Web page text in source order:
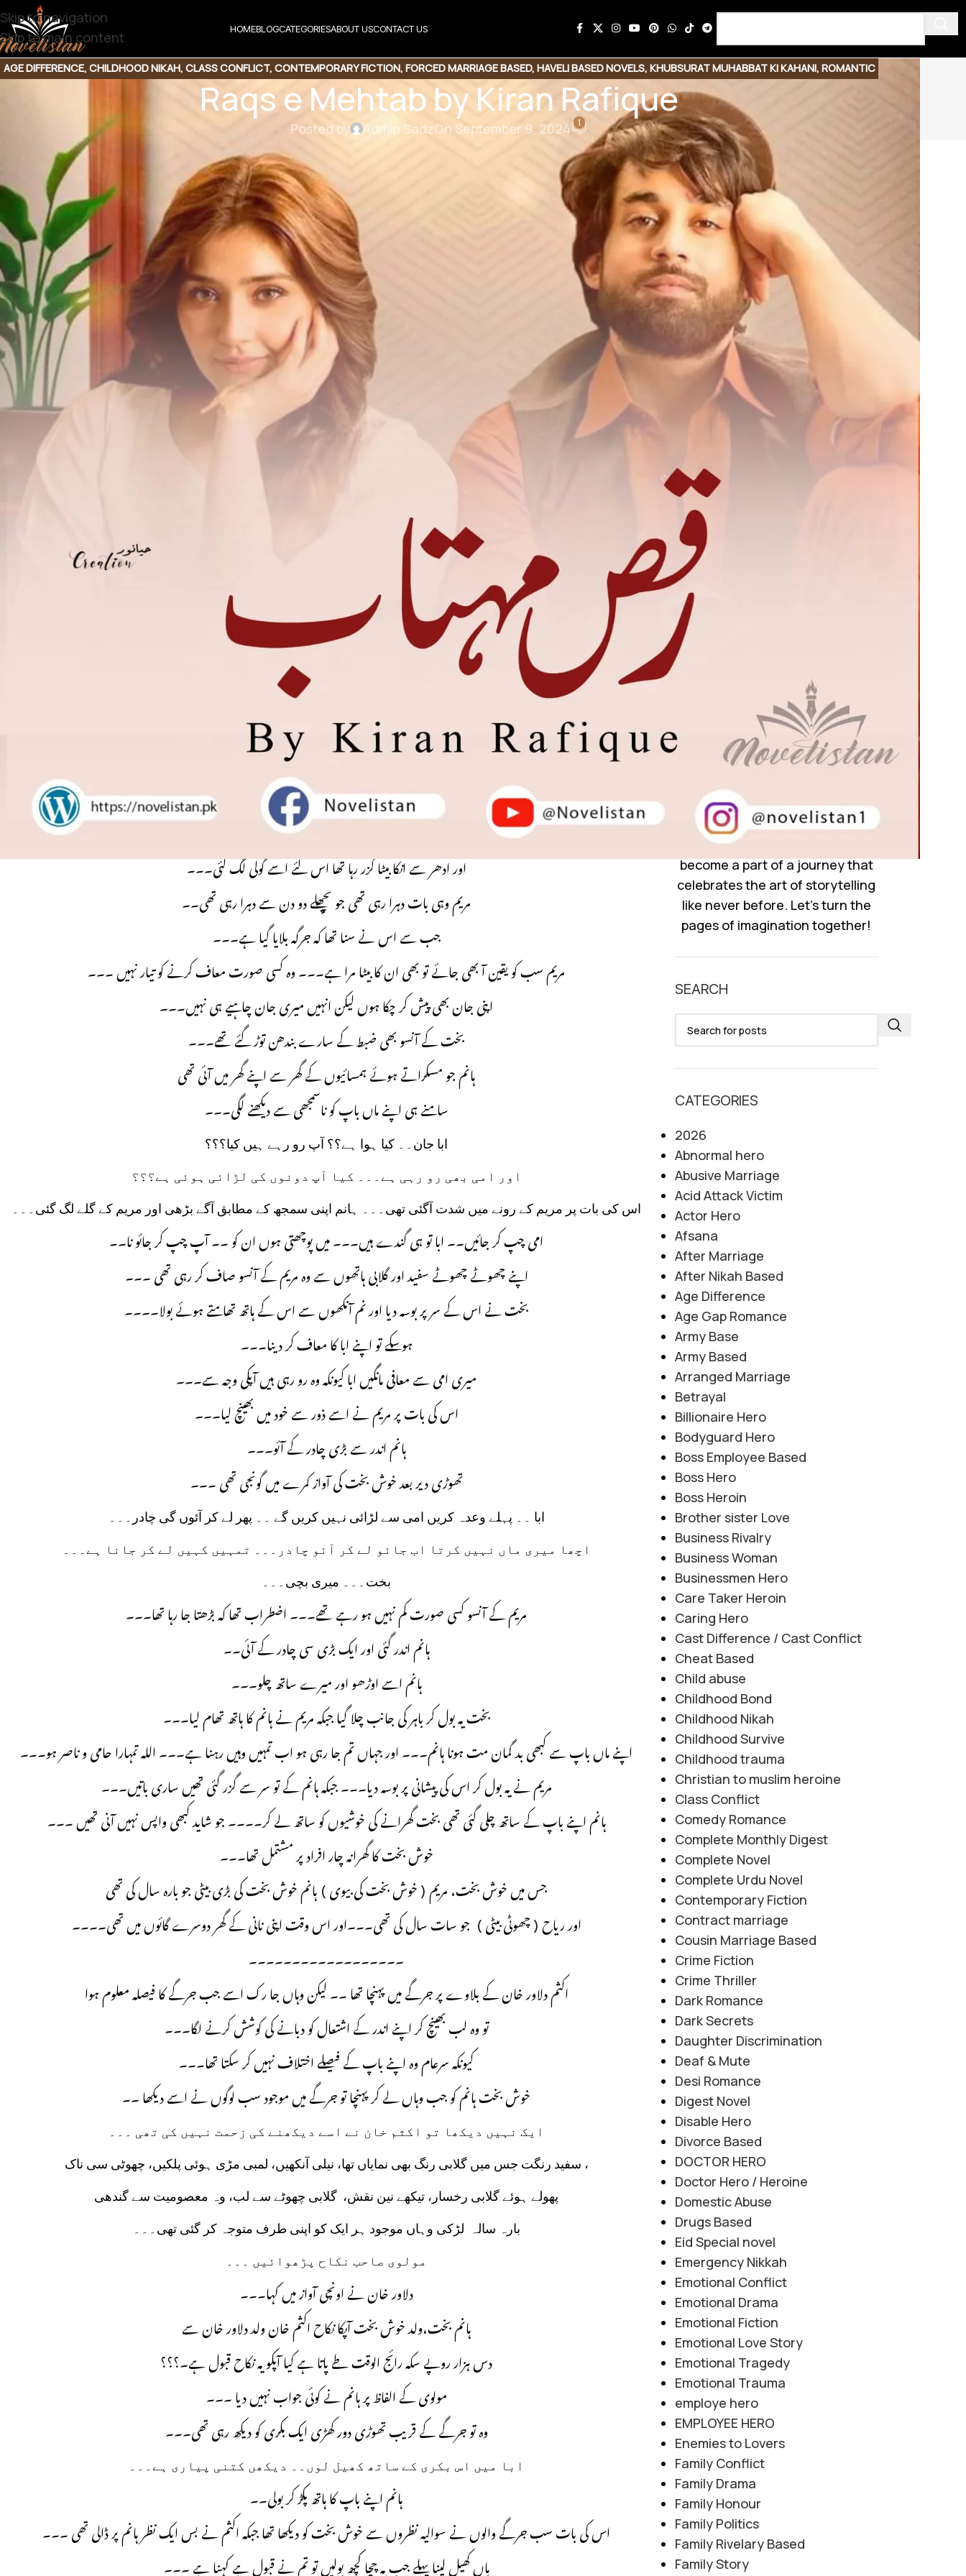
Skip to navigation
Skip to main content
HOMEBLOGCATEGORIESABOUT USCONTACT US
AGE DIFFERENCE, CHILDHOOD NIKAH, CLASS CONFLICT, CONTEMPORARY FICTION, FORCED MARRIAGE BASED, HAVELI BASED NOVELS, KHUBSURAT MUHABBAT KI KAHANI, ROMANTIC
,ROMANTIC URDU NOVEL SOCIAL ISSUES BASED , VILLAGE BASED WANNI BASED WOMEN'S EMPOWERMENT
Raqs e Mehtab by Kiran Rafique
Posted by Admin SadzOn September 9, 2024 1
Raqs e Mehtab by Kiran Rafique
Genre: Wanni Based | Childhood Nikah | Forced Marriage | Age Difference Based | Class Difference | Long
Distance Relationship | Happy ending based Marvelous Novel….
Click the below link to download Pdf Novel
Raqs e Mehtab by Kiran Rafique
یہ صبح نجانے کتنے لوگوں کی زندگی بدلنے والی تھی ۔۔۔ ایک طرف خان ہائوس کے مکین تھے
جو ابھی ابھی جوان اولاد کو موت سے نڈھال تھے تو دوسری طرف خوش بخت کے گھر کے مکین تھے۔۔۔
صبح کے نو بجے جرگے کی کاروائی شروع ہوئی تھی۔۔۔ جو آج جرگے کے فیصلے کے منتظر تھے۔۔۔
دونوں طرف سے دلائل دئیے گئے۔۔ لیکن دلاور خان کی طرف سے دلائل کے مضبوطی خوش بخت کی برطرف سے دئیے گئے
تمام دلائل کو مات دے گئی تھی۔۔ تو گویا ایک اور فیصلے کا اختتام ونی پر ہوا تھا۔۔۔ خوش بخت کو ایک گھنٹہ دیا گیا تھا
بخت خدا کا واسطہ ہے کوئی اور راستہ نکالو۔۔۔ میری معصوم سی بچی ہے وہ۔۔ اسے تو دنیا کا پتہ ہی نہیں ہے ۔۔۔
جانتے ہو نا پانچویں کے بعد میں نے اسے سکول جانے سے روک دیا تھا۔۔۔ اس کی معصومیت کو اتنے سالوں سے بچا رہی ہوں
میں بخت وہ لوگ تباہ کر دیں گے میری بچی کو۔۔۔ ہم یہاں سے بھاگ جاتے ہیں۔۔۔
مریم ۔۔ میری مجبوری کو سمجھو ۔۔ وہ لوگ قصاص چاہتے ہیں۔۔ جرگے کے فیصلے کے مطابق
یا تو مجھے خان صاحب کو دس کڑوڑ روپے دینے ہوں گے
یا ہانم کا نکاح دلاور خان کے دوسرے بیٹے کے ساتھ کرنا ہوگا۔۔۔
خوش بخت کی آنکھوں میں بھی آنسو تھے۔۔۔ وہ بھلا کب اپنی بچی کو خود سے دور کر سکتا تھا
جسے دیکھ کر ہی اس کے سارے دن کی تھکان اتر جاتی تھی۔۔۔
بخت تم ان کو یقین دلاتے نہ کہ تم نے جان بوجھ کر ان کے بیٹے پر گولی نہیں چلائی تھی ۔۔۔
تم ایک چور کا پیچھا کرتے ہوئے گولیاں چلا گئے تھے۔۔۔
اور ادھر سے انکا بیٹا گزر رہا تھا اس لئے اسے گولی لگ گئی۔۔۔
مریم وہی بات دہرا رہی تھی جو پچھلے دو دن سے دہرا رہی تھی۔۔
جب سے اس نے سنا تھا کہ جرگہ بلایا گیا ہے۔۔۔
مریم سب کو یقین آ بھی جائے تو بھی ان کا بیٹا مرا ہے۔۔۔ وہ کسی صورت معاف کرنے کو تیار نہیں ۔۔۔
اپنی جان بھی پیش کر چکا ہوں لیکن انہیں میری جان چاہیے ہی نہیں۔۔۔
بخت کے آنسو بھی ضبط کے سارے بندھن توڑ گئے تھے۔۔۔
ہانم جو مسکراتے ہوئے ہمسائیوں کے گھر سے اپنے گھر میں آئی تھی
سامنے ہی اپنے ماں باپ کو ناسمجھی سے دیکھنے لگی۔۔۔
ابا جان۔۔ کیا ہوا ہے؟؟ آپ رو رہے ہیں کیا؟؟؟
اور امی بھی رو رہی ہے۔۔۔ کیا آپ دونوں کی لڑائی ہوئی ہے؟؟؟
اس کی بات پر مریم کے رونے میں شدت آگئی تھی۔۔۔ ہانم اپنی سمجھ کے مطابق آگے بڑھی اور مریم کے گلے لگ گئی۔۔۔
امی چپ کر جائیں۔۔ ابا تو ہی گندے ہیں۔۔۔ میں پوچھتی ہوں ان کو ۔۔ آپ چپ کر جائو نا۔۔
اپنے چھوٹے چھوٹے سفید اور گلابی ہاتھوں سے وہ مریم کے آنسو صاف کر رہی تھی ۔۔۔
بخت نے اس کے سر پر بوسہ دیا اور نم آنکھوں سے اس کے ہاتھ تھامتے ہوئے بولا۔۔۔۔
ہوسکے تو اپنے ابا کا معاف کر دینا۔۔۔
میری امی سے معافی مانگیں ابا کیونکہ وہ رو رہی ہیں آپکی وجہ سے۔۔۔
اس کی بات پر مریم نے اسے ذور سے خود میں بھینچ لیا۔۔۔
ہانم اندر سے بڑی چادر کے آئو۔۔۔
تھوڑی دیر بعد خوش بخت کی آواز کمرے میں گونجی تھی ۔۔۔
ابا ۔۔ پہلے وعدہ کریں امی سے لڑائی نہیں کریں گے ۔۔ پھر لے کر آئوں گی چادر۔۔۔
اچھا میری ماں نہیں کرتا اب جائو لے کر آئو چادر۔۔۔ تمہیں کہیں لے کر جانا ہے۔۔۔
بخت۔۔۔ میری بچی۔۔۔
مریم کے آنسو کسی صورت کم نہیں ہو رہے تھے۔۔۔ اضطراب تھا کہ بڑھتا جا رہا تھا۔۔۔
ہانم اندر گئی اور ایک بڑی سی چادر کے آئی۔۔
ہانم اسے اوڑھو اور میرے ساتھ چلو۔۔۔
بخت یہ بول کر باہر کی جانب چلا گیا جبکہ مریم نے ہانم کا ہاتھ تھام لیا۔۔۔
اپنے ماں باپ سے کبھی بد گمان مت ہونا ہانم۔۔۔ اور جہاں تم جا رہی ہو اب تمہیں وہیں رہنا ہے۔۔۔ اللہ تمہارا حامی و ناصر ہو۔۔۔
مریم نے یہ بول کر اس کی پیشانی پر بوسہ دیا۔۔۔ جبکہ ہانم کے تو سر سے گزر گئی تھیں ساری باتیں۔۔۔
ہانم اپنے باپ کے ساتھ چلی گئی تھی بخت گھرانے کی خوشیوں کو ساتھ لے کر۔۔۔۔ جو شاید کبھی واپس نہیں آنی تھیں ۔۔۔
خوش بخت کا گھرانہ چار افراد پر مشتمل تھا۔۔۔
جس میں خوش بخت، مریم ( خوش بخت کی بیوی ) ہانم خوش بخت کی بڑی بیٹی جو بارہ سال کی تھی
اور ریاح ( چھوٹی بیٹی ) جو سات سال کی تھی۔۔۔اور اس وقت اپنی نانی کے گھر دوسرے گائوں میں تھی۔۔۔۔
۔۔۔۔۔۔۔۔۔۔۔۔۔۔۔۔۔۔
اکثم دلاور خان کے بلاوے پر جرگے میں پہنچا تھا ۔۔ لیکن وہاں جا رک اسے جب جرگے کا فیصلہ معلوم ہوا
تو وہ لب بھینچ کر اپنے اندر کے اشتعال کو دبانے کی کوشش کرنے لگا۔۔۔
کیونکہ سرعام وہ اپنے باپ کے فیصلے اختلاف نہیں کر سکتا تھا۔۔۔
خوش بخت ہانم کو جب وہاں لے کر پہنچا تو جرگے میں موجود سب لوگوں نے اسے دیکھا ۔۔
ایک نہیں دیکھا تو اکثم خان نے اسے دیکھنے کی زحمت نہیں کی تھی ۔۔۔
سفید رنگت جس میں گلابی رنگ بھی نمایاں تھا، نیلی آنکھیں، لمبی مڑی ہوئی پلکیں، چھوٹی سی ناک ،
پھولے ہوئے گلابی رخسار، تیکھے نین نقش، گلابی چھوٹے سے لب، وہ معصومیت سے گندھی
بارہ سالہ لڑکی وہاں موجود ہر ایک کو اپنی طرف متوجہ کر گئی تھی۔۔۔
مولوی صاحب نکاح پڑھوائیں ۔۔۔
دلاور خان نے اونچی آواز میں کہا۔۔۔
ہانم بخت،ولد خوش بخت آپکا نکاح اکثم خان ولد دلاور خان سے
دس ہزار روپے سکہ رائج الوقت طے پاتا ہے کیا آپکو یہ نکاح قبول ہے۔؟؟؟
مولوی کے الفاظ پر ہانم نے کوئی جواب نہیں دیا ۔۔۔
وہ تو جرگے کے قریب تھوڑی دور کھڑی ایک بکری کو دیکھ رہی تھی۔۔۔
ابا میں اس بکری کے ساتھ کھیل لوں۔۔ دیکھں کتنی پیاری ہے۔۔۔
ہانم اپنے باپ کا ہاتھ پکڑ کر بولی۔۔
اس کی بات سب جرگے والوں نے سوالیہ نظروں سے خوش بخت کو دیکھا تھا جبکہ اکثم نے بس ایک نظر ہانم پر ڈالی تھی ۔۔۔
ہاں کھیل لینا پہلے جب یہ چچا کچھ بولیں تو تم نے قبول ہے کہنا ہے ۔۔۔
Discover a world where words
breathe life into emotions! Here,
Urdu novels unfold like poetry,
weaving tales of passion,
mystery, and unforgettable
journeys. Join me in celebrating
the art of storytelling, one
mesmerizing chapter at a time!
Step into a world where every
word tells a story, and every
ultimate destination for Urdu
novel lovers. We don’t just share
novels; we weave emotions,
ignite imaginations, and connect
hearts through the timeless
beauty of Urdu literature. From
you mesmerized. But we’re more
than just a website—we’re a
community of dreamers,
storytellers, and readers who
cherish the magic of words.
reader or an aspiring writer,
here’s where your passion finds a
home. Join us, follow us, and
become a part of a journey that
celebrates the art of storytelling
like never before. Let’s turn the
pages of imagination together!
SEARCH
CATEGORIES
2026
Abnormal hero
Abusive Marriage
Acid Attack Victim
Actor Hero
Afsana
After Marriage
After Nikah Based
Age Difference
Age Gap Romance
Army Base
Army Based
Arranged Marriage
Betrayal
Billionaire Hero
Bodyguard Hero
Boss Employee Based
Boss Hero
Boss Heroin
Brother sister Love
Business Rivalry
Business Woman
Businessmen Hero
Care Taker Heroin
Caring Hero
Cast Difference / Cast Conflict
Cheat Based
Child abuse
Childhood Bond
Childhood Nikah
Childhood Survive
Childhood trauma
Christian to muslim heroine
Class Conflict
Comedy Romance
Complete Monthly Digest
Complete Novel
Complete Urdu Novel
Contemporary Fiction
Contract marriage
Cousin Marriage Based
Crime Fiction
Crime Thriller
Dark Romance
Dark Secrets
Daughter Discrimination
Deaf & Mute
Desi Romance
Digest Novel
Disable Hero
Divorce Based
DOCTOR HERO
Doctor Hero / Heroine
Domestic Abuse
Drugs Based
Eid Special novel
Emergency Nikkah
Emotional Conflict
Emotional Drama
Emotional Fiction
Emotional Love Story
Emotional Tragedy
Emotional Trauma
employe hero
EMPLOYEE HERO
Enemies to Lovers
Family Conflict
Family Drama
Family Honour
Family Politics
Family Rivelary Based
Family Story